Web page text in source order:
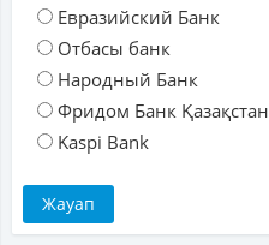
Евразийский Банк
Отбасы банк
Народный Банк
Фридом Банк Қазақстан
Kaspi Bank